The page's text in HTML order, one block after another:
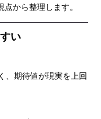
から整理します。
い
、期待値が現実を上回